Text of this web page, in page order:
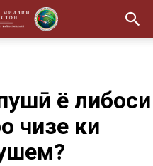
ё либоси
чизе ки